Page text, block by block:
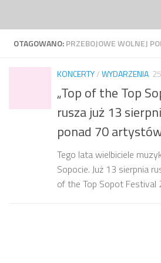
OTAGOWANO:PRZEBOJOWE WOLNEJ
KONCERTY/WYDARZENIA
„Top of the Top
rusza już 13
ponad 70
Tego lata wielbiciele
Sopocie. Już 13 sierpnia
of the Top Sopot Festival